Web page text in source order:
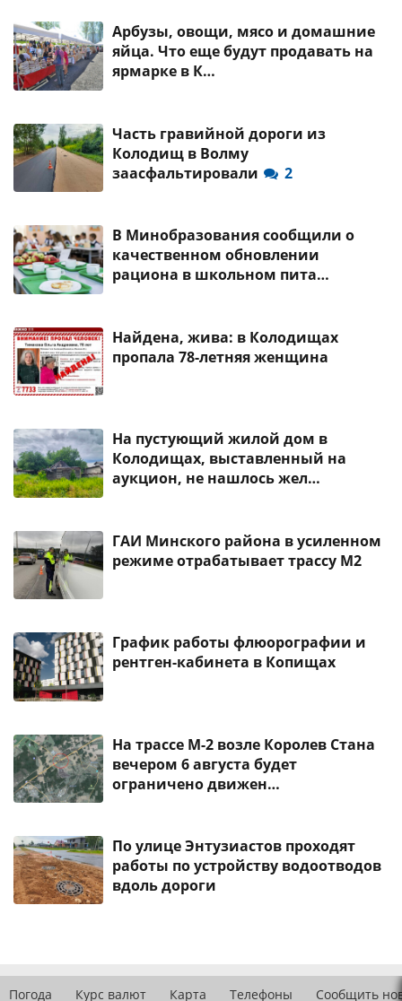
Арбузы, овощи, мясо и домашние
яйца. Что еще будут продавать на
ярмарке в К…
Часть гравийной дороги из
Колодищ в Волму
заасфальтировали
2
В Минобразования сообщили о
качественном обновлении
рациона в школьном пита…
Найдена, жива: в Колодищах
пропала 78-летняя женщина
На пустующий жилой дом в
Колодищах, выставленный на
аукцион, не нашлось жел…
ГАИ Минского района в усиленном
режиме отрабатывает трассу М2
График работы флюорографии и
рентген-кабинета в Копищах
На трассе М-2 возле Королев Стана
вечером 6 августа будет
ограничено движен…
По улице Энтузиастов проходят
работы по устройству водоотводов
вдоль дороги
Погода Курс валют Карта Телефоны Сообщить